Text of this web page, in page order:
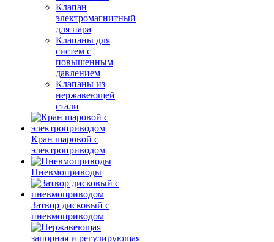
Клапан
электромагнитный
для пара
Клапаны для
систем с
повышенным
давлением
Клапаны из
нержавеющей
стали
Кран шаровой с
электроприводом
Пневмоприводы
Затвор дисковый с
пневмоприводом